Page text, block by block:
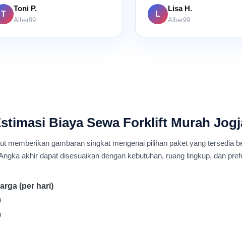
T
Toni P.
Alber99
L
Lisa H.
Alber99
Biaya Sewa Forklift Murah
memberikan gambaran singkat mengenai pilihan paket yang tersedia
akhir dapat disesuaikan dengan kebutuhan, ruang lingkup, dan
(per hari)